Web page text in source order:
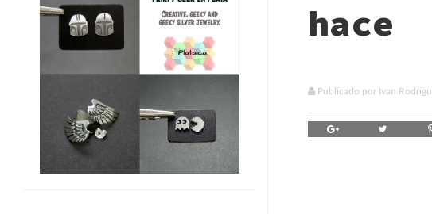
hace
Publicado por Ivan